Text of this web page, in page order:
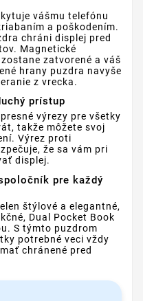
vášmu telefónu
a poškodením.
chráni displej pred
Magnetické
zatvorené a váš
hrany puzdra navyše
z vrecka.
prístup
výrezy pre všetky
takže môžete svoj
Výrez proti
že sa vám pri
displej.
pre každý
štýlové a elegantné,
Dual Pocket Book
S týmto puzdrom
potrebné veci vždy
chránené pred